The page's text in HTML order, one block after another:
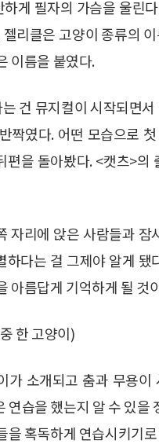
하게 필자의 가슴을 울린
리클은 고양이 종류의
이름을 붙였다.
건 뮤지컬이 시작되면
짝였다. 어떤 모습으로
편을 돌아봤다. <캣츠>
자리에 앉은 사람들과
하다는 걸 그제야 알게
아름답게 기억하게 될 것
한 고양이)
가 소개되고 춤과 무용
연습을 했는지 알 수 있
을 혹독하게 연습시키기